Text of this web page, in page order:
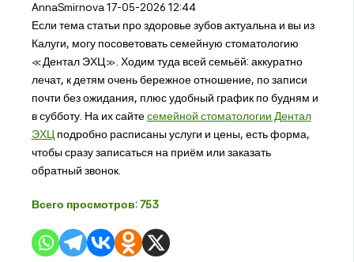
AnnaSmirnova 17-05-2026 12:44
Если тема статьи про здоровье зубов актуальна и вы из
Калуги, могу посоветовать семейную стоматологию
«Дентал ЭХЦ». Ходим туда всей семьёй: аккуратно
лечат, к детям очень бережное отношение, по записи
почти без ожидания, плюс удобный график по будням и
в субботу. На их сайтесемейной стоматологии Дентал
ЭХЦподробно расписаны услуги и цены, есть форма,
чтобы сразу записаться на приём или заказать
обратный звонок.
Всего просмотров: 753